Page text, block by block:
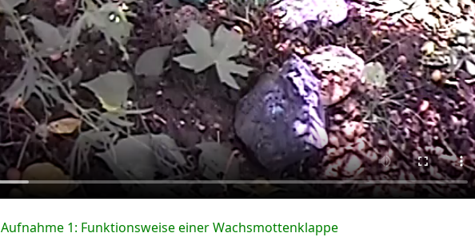
Aufnahme 1: Funktionsweise einer Wachsmottenklappe